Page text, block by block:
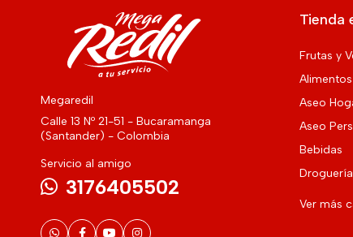
Megaredil
Calle 13 Nº 21-51 - Bucaramanga
(Santander) - Colombia
Servicio al amigo
3176405502
Tienda
Frutas y
Alimentos
Aseo
Aseo
Bebidas
Droguería
Ver más